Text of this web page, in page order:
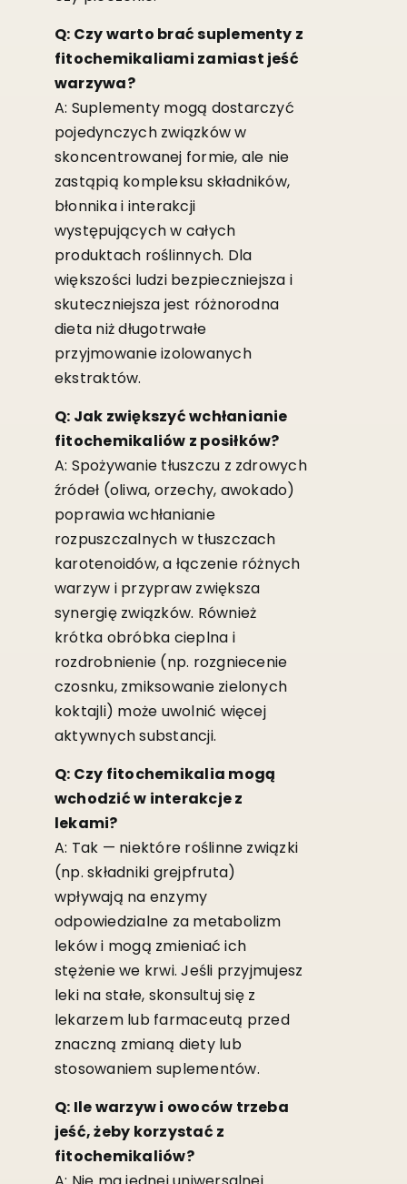
Q: Czy warto brać suplementy z
fitochemikaliami zamiast jeść
warzywa?
A: Suplementy mogą dostarczyć
pojedynczych związków w
skoncentrowanej formie, ale nie
zastąpią kompleksu składników,
błonnika i interakcji
występujących w całych
produktach roślinnych. Dla
większości ludzi bezpieczniejsza i
skuteczniejsza jest różnorodna
dieta niż długotrwałe
przyjmowanie izolowanych
ekstraktów.
Q: Jak zwiększyć wchłanianie
fitochemikaliów z posiłków?
A: Spożywanie tłuszczu z zdrowych
źródeł (oliwa, orzechy, awokado)
poprawia wchłanianie
rozpuszczalnych w tłuszczach
karotenoidów, a łączenie różnych
warzyw i przypraw zwiększa
synergię związków. Również
krótka obróbka cieplna i
rozdrobnienie (np. rozgniecenie
czosnku, zmiksowanie zielonych
koktajli) może uwolnić więcej
aktywnych substancji.
Q: Czy fitochemikalia mogą
wchodzić w interakcje z
lekami?
A: Tak — niektóre roślinne związki
(np. składniki grejpfruta)
wpływają na enzymy
odpowiedzialne za metabolizm
leków i mogą zmieniać ich
stężenie we krwi. Jeśli przyjmujesz
leki na stałe, skonsultuj się z
lekarzem lub farmaceutą przed
znaczną zmianą diety lub
stosowaniem suplementów.
Q: Ile warzyw i owoców trzeba
jeść, żeby korzystać z
fitochemikaliów?